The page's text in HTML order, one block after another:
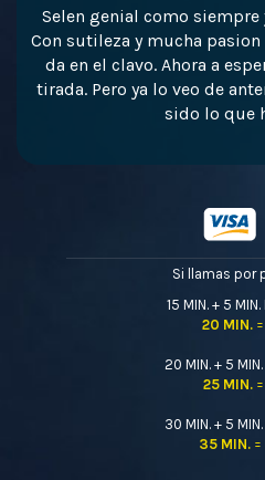
Selen genial como siempre
Con sutileza y mucha
da en el clavo. Ahora a
tirada. Pero ya lo veo de
sido lo que
Si llamas por
15 MIN. + 5 MIN.
20 MIN.
20 MIN. + 5 MIN.
25 MIN.=
30 MIN. + 5 MIN.
35 MIN.